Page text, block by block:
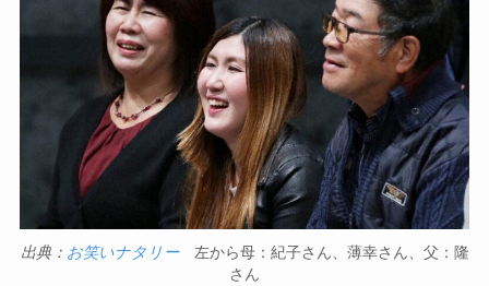
出典： お笑いナタリー左から母：紀子さん、薄幸さん、父：隆
さん